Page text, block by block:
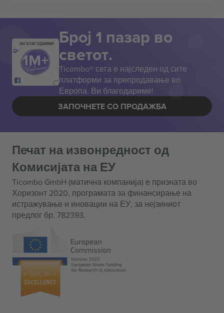
ВИ БЛАГОДАРАМ! Број 1 пазар во
светот.
Ticombo® сега е најследен од сите
платформи за препродавање во
Европа. Ви благодариме!
ЗАПОЧНЕТЕ СО ПРОДАЖБА
Печат на извонредност од
Комисијата на ЕУ
Ticombo GmbH (матична компанија) е призната во
Хоризонт 2020, програмата за финансирање на
истражување и иновации на ЕУ, за нејзиниот
предлог бр. 782393.